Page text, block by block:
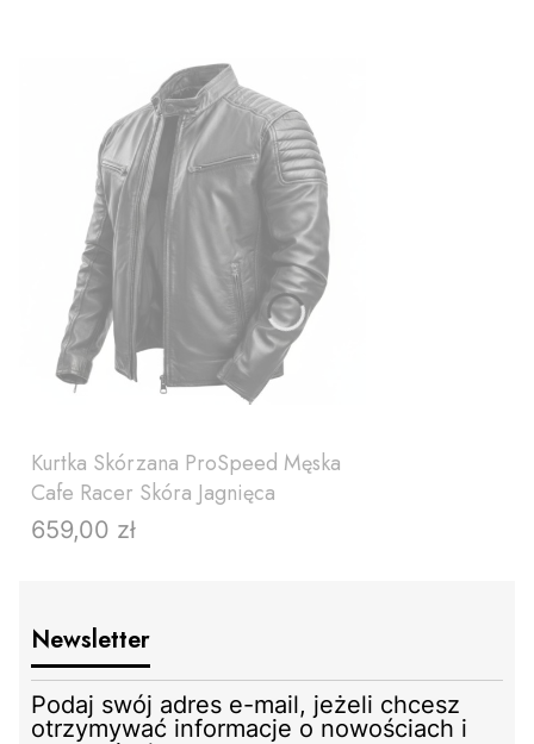
Kurtka Skórzana ProSpeed Męska
Cafe Racer Skóra Jagnięca
Cena
659,00 zł
Newsletter
Podaj swój adres e-mail, jeżeli chcesz
otrzymywać informacje o nowościach i